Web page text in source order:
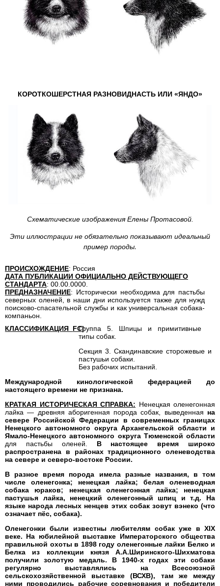
КОРОТКОШЕРСТНАЯ РАЗНОВИДНАСТЬ ИЛИ «ЯНДО»
Схематические изображения Елены Протасовой.
Эти иллюстрации не обязательно показывают идеальный
пример породы.
ПРОИСХОЖДЕНИЕ: Россия
ДАТА ПУБЛИКАЦИИ ОФИЦИАЛЬНО ДЕЙСТВУЮЩЕГО
СТАНДАРТА: 00.00.0000.
ПРЕДНАЗНАЧЕНИЕ: Исторически необходима для пастьбы
северных оленей, в наши дни используется также для нужд
поисково-спасательной службы и как универсальная собака-
компаньон.
КЛАССИФИКАЦИЯ FCI:
Группа 5. Шпицы и примитивные
типы собак.
Секция 3. Скандинавские сторожевые и
пастушьи собаки.
Без рабочих испытаний.
Международной кинологической федерацией до
настоящего времени не признана.
КРАТКАЯ ИСТОРИЧЕСКАЯ СПРАВКА: Ненецкая оленегонная
лайка — древняя аборигенная порода собак, выведенная на
севере Российской Федерации в современных границах
Ненецкого автономного округа Архангельской области и
Ямало-Ненецкого автономного округа Тюменской области
для пастьбы оленей. В настоящее время широко
распространена в районах традиционного оленеводства
на севере и северо-востоке России.
В разное время порода имела разные названия, в том
числе оленегонка; ненецкая лайка; белая оленеводная
собака юраков; ненецкая оленегонная лайка; ненецкая
пастушья лайка, ненецкий оленегонный шпиц и т.д. На
языке народа лесных ненцев этих собак зовут вэнеко (что
означает пёс, собака).
Оленегонки были известны любителям собак уже в XIX
веке. На юбилейной выставке Императорского общества
правильной охоты в 1898 году оленегонные лайки Белко и
Белка из коллекции князя А.А.Ширинского-Шихматова
получили золотую медаль. В 1940-х годах эти собаки
регулярно выставлялись на Всесоюзной
сельскохозяйственной выставке (ВСХВ), там же между
ними проводились рабочие соревнования и победители